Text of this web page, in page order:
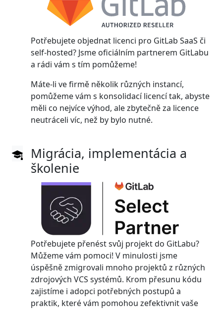
Potřebujete objednat licenci pro GitLab SaaS či
self-hosted? Jsme oficiálním partnerem GitLabu
a rádi vám s tím pomůžeme!
Máte-li ve firmě několik různých instancí,
pomůžeme vám s konsolidací licencí tak, abyste
měli co nejvíce výhod, ale zbytečně za licence
neutráceli víc, než by bylo nutné.
Migrácia, implementácia a
školenie
Potřebujete přenést svůj projekt do GitLabu?
Můžeme vám pomoci! V minulosti jsme
úspěšně zmigrovali mnoho projektů z různých
zdrojových VCS systémů. Krom přesunu kódu
zajistíme i adopci potřebných postupů a
praktik, které vám pomohou zefektivnit vaše